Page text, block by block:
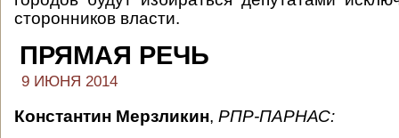
сторонников власти.
ПРЯМАЯ РЕЧЬ
9 ИЮНЯ 2014
Константин Мерзликин, РПР-ПАРНАС: